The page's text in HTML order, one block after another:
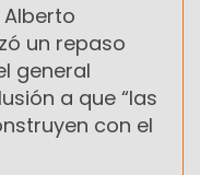
un repaso
general
a que “las
con el